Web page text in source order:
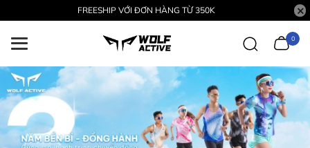
FREESHIP VỚI ĐƠN HÀNG TỪ 350K
0